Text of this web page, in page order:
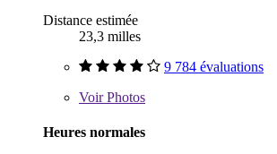
Distance estimée
23,3 milles
9 784 évaluations
VoirPhotos
Heures normales